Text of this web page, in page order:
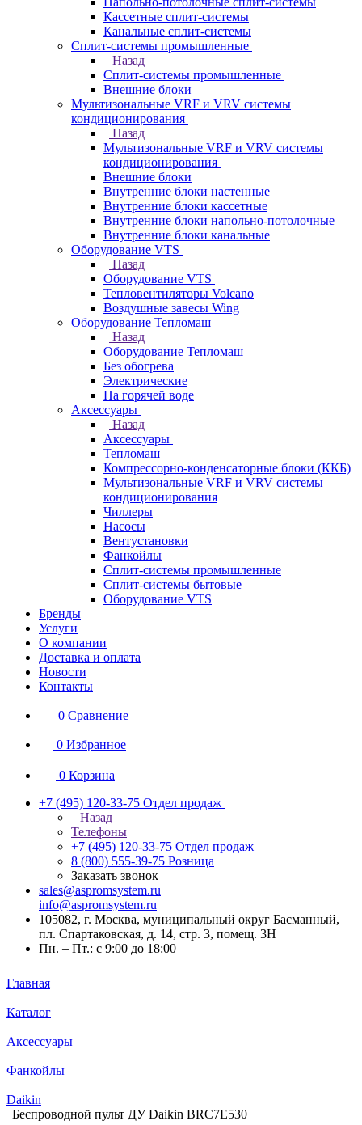
Кассетные сплит-системы
Канальные сплит-системы
Сплит-системы промышленные
Назад
Сплит-системы промышленные
Внешние блоки
Мультизональные VRF и VRV системы
кондиционирования
Назад
Мультизональные VRF и VRV системы
кондиционирования
Внешние блоки
Внутренние блоки настенные
Внутренние блоки кассетные
Внутренние блоки напольно-потолочные
Внутренние блоки канальные
Оборудование VTS
Назад
Оборудование VTS
Тепловентиляторы Volcano
Воздушные завесы Wing
Оборудование Тепломаш
Назад
Оборудование Тепломаш
Без обогрева
Электрические
На горячей воде
Аксессуары
Назад
Аксессуары
Тепломаш
Компрессорно-конденсаторные блоки (ККБ)
Мультизональные VRF и VRV системы
кондиционирования
Чиллеры
Насосы
Вентустановки
Фанкойлы
Сплит-системы промышленные
Сплит-системы бытовые
Оборудование VTS
Бренды
Услуги
О компании
Доставка и оплата
Новости
Контакты
0 Сравнение
0 Избранное
0 Корзина
+7 (495) 120-33-75 Отдел продаж
Назад
Телефоны
+7 (495) 120-33-75 Отдел продаж
8 (800) 555-39-75 Розница
Заказать звонок
sales@aspromsystem.ru
info@aspromsystem.ru
105082, г. Москва, муниципальный округ Басманный,
пл. Спартаковская, д. 14, стр. 3, помещ. 3Н
Пн. – Пт.: с 9:00 до 18:00
Главная
Каталог
Аксессуары
Фанкойлы
Daikin
Беспроводной пульт ДУ Daikin BRC7E530